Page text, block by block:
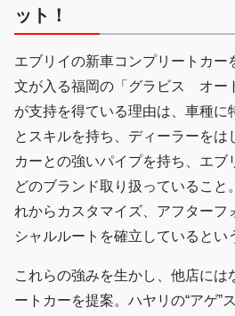
ット！
エブリイの新車コンプリートカー
文が入る福岡の「グラビス オー
が支持を得ている理由は、車種に
とスキルを持ち、ディーラーをは
カーとの強いパイプを持ち、エブ
どのブランド取り扱っていること
れからカスタマイズ、アフターフ
シャルルートを確立しているとい
これらの強みを生かし、他店には
ートカーを提案。ハヤリの“アゲ”